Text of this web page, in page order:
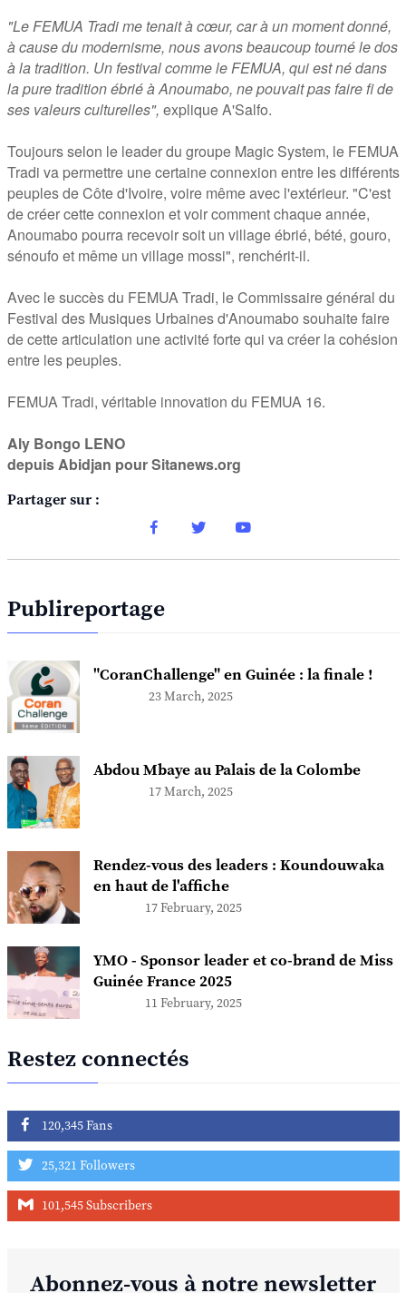
"Le FEMUA Tradi me tenait à cœur, car à un moment donné,
à cause du modernisme, nous avons beaucoup tourné le dos
à la tradition. Un festival comme le FEMUA, qui est né dans
la pure tradition ébrié à Anoumabo, ne pouvait pas faire fi de
ses valeurs culturelles", explique A'Salfo.
Toujours selon le leader du groupe Magic System, le FEMUA
Tradi va permettre une certaine connexion entre les différents
peuples de Côte d'Ivoire, voire même avec l'extérieur. "C'est
de créer cette connexion et voir comment chaque année,
Anoumabo pourra recevoir soit un village ébrié, bété, gouro,
sénoufo et même un village mossi", renchérit-il.
Avec le succès du FEMUA Tradi, le Commissaire général du
Festival des Musiques Urbaines d'Anoumabo souhaite faire
de cette articulation une activité forte qui va créer la cohésion
entre les peuples.
FEMUA Tradi, véritable innovation du FEMUA 16.
Aly Bongo LENO
depuis Abidjan pour Sitanews.org
Partager sur :
Publireportage
"CoranChallenge" en Guinée : la finale !
23 March, 2025
Abdou Mbaye au Palais de la Colombe
17 March, 2025
Rendez-vous des leaders : Koundouwaka
en haut de l'affiche
17 February, 2025
YMO - Sponsor leader et co-brand de Miss
Guinée France 2025
11 February, 2025
Restez connectés
120,345 Fans
25,321 Followers
101,545 Subscribers
Abonnez-vous à notre newsletter